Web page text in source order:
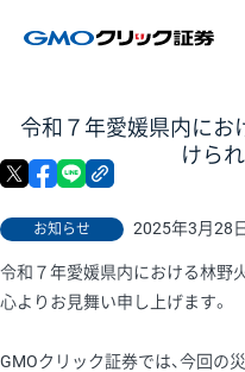
令和７年愛媛県内にお
けら
お知らせ 2025年3月28
X facebook
令和７年愛媛県内における林野
心よりお見舞い申し上げます。
GMOクリック証券では、今回の